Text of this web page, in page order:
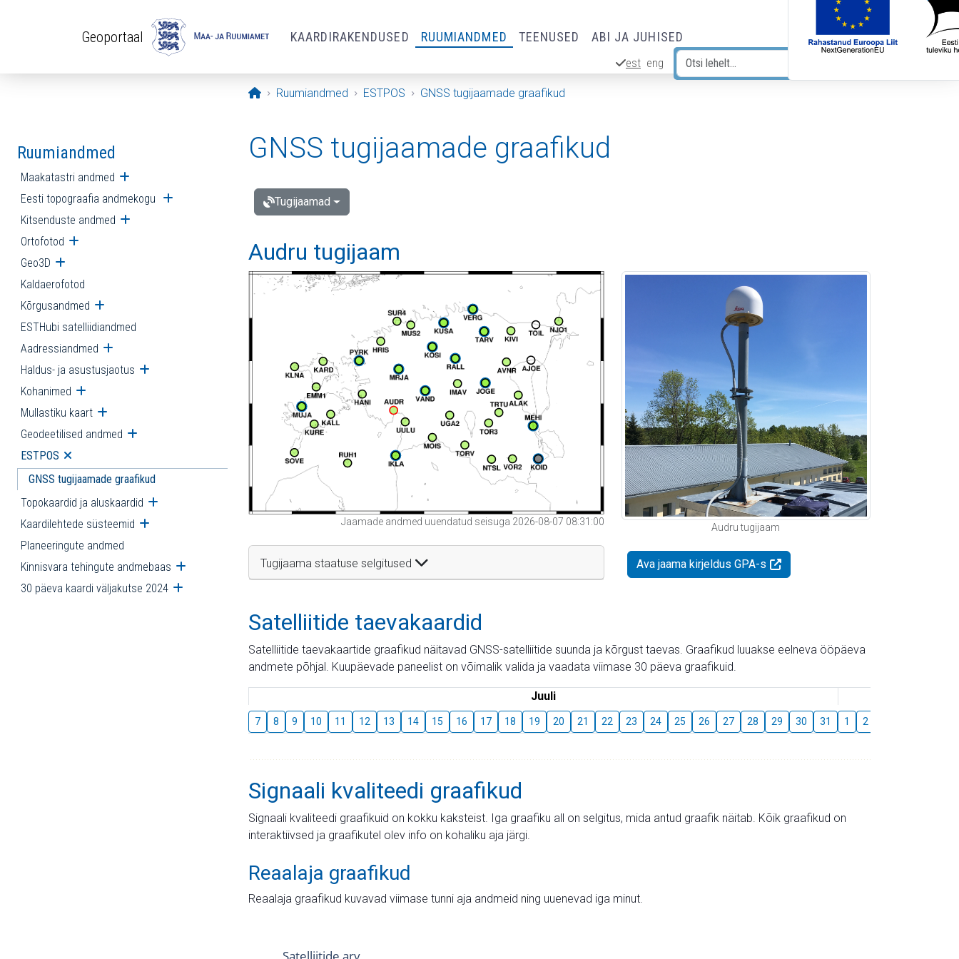
Geoportaal KAARDIRAKENDUSED RUUMIANDMED TEENUSED ABI JA JUHISED
est eng
Avaleht
Ruumiandmed ESTPOS GNSS tugijaamade graafikud
Ruumiandmed
Maakatastri andmed Ava alammenüü
Eesti topograafia andmekogu Ava alammenüü
Kitsenduste andmed Ava alammenüü
Ortofotod Ava alammenüü
Geo3D Ava alammenüü
Kaldaerofotod
Kõrgusandmed Ava alammenüü
ESTHubi satelliidiandmed
Aadressiandmed Ava alammenüü
Haldus- ja asustusjaotus Ava alammenüü
Kohanimed Ava alammenüü
Mullastiku kaart Ava alammenüü
Geodeetilised andmed Ava alammenüü
ESTPOS Ava alammenüü
GNSS tugijaamade graafikud
Topokaardid ja aluskaardid Ava alammenüü
Kaardilehtede süsteemid Ava alammenüü
Planeeringute andmed
Kinnisvara tehingute andmebaas Ava alammenüü
30 päeva kaardi väljakutse 2024 Ava alammenüü
GNSS tugijaamade graafikud
Tugijaamad
Audru tugijaam
Jaamade andmed uuendatud seisuga 2026-08-07 08:31:00
Tugijaama staatuse selgitused
Audru tugijaam
Ava jaama kirjeldus GPA-s
Satelliitide taevakaardid
Satelliitide taevakaartide graafikud näitavad GNSS-satelliitide suunda ja kõrgust taevas. Graafikud luuakse eelneva ööpäeva
andmete põhjal. Kuupäevade paneelist on võimalik valida ja vaadata viimase 30 päeva graafikuid.
Juuli
7 8 9 10 11 12 13 14 15 16 17 18 19 20 21 22 23 24 25 26 27 28 29 30 31 1 2
Signaali kvaliteedi graafikud
Signaali kvaliteedi graafikuid on kokku kaksteist. Iga graafiku all on selgitus, mida antud graafik näitab. Kõik graafikud on
interaktiivsed ja graafikutel olev info on kohaliku aja järgi.
Reaalaja graafikud
Reaalaja graafikud kuvavad viimase tunni aja andmeid ning uuenevad iga minut.